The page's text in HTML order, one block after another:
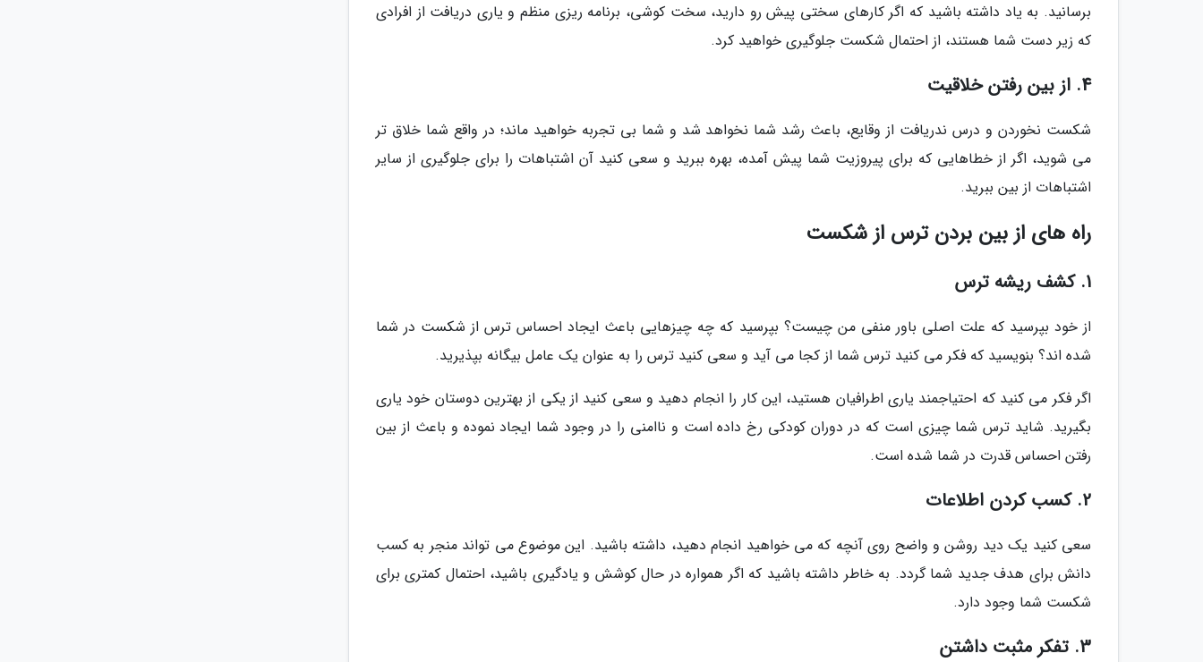
برسانید. به یاد داشته باشید که اگر کارهای سختی پیش رو دارید، سخت کوشی، برنامه ریزی منظم و یاری دریافت از افرادی
که زیر دست شما هستند، از احتمال شکست جلوگیری خواهید کرد.
4. از بین رفتن خلاقیت
شکست نخوردن و درس ندریافت از وقایع، باعث رشد شما نخواهد شد و شما بی تجربه خواهید ماند؛ در واقع شما خلاق تر
می شوید، اگر از خطاهایی که برای پیروزیت شما پیش آمده، بهره ببرید و سعی کنید آن اشتباهات را برای جلوگیری از سایر
اشتباهات از بین ببرید.
راه های از بین بردن ترس از شکست
1. کشف ریشه ترس
از خود بپرسید که علت اصلی باور منفی من چیست؟ بپرسید که چه چیزهایی باعث ایجاد احساس ترس از شکست در شما
شده اند؟ بنویسید که فکر می کنید ترس شما از کجا می آید و سعی کنید ترس را به عنوان یک عامل بیگانه بپذیرید.
اگر فکر می کنید که احتیاجمند یاری اطرافیان هستید، این کار را انجام دهید و سعی کنید از یکی از بهترین دوستان خود یاری
بگیرید. شاید ترس شما چیزی است که در دوران کودکی رخ داده است و ناامنی را در وجود شما ایجاد نموده و باعث از بین
رفتن احساس قدرت در شما شده است.
2. کسب کردن اطلاعات
سعی کنید یک دید روشن و واضح روی آنچه که می خواهید انجام دهید، داشته باشید. این موضوع می تواند منجر به کسب
دانش برای هدف جدید شما گردد. به خاطر داشته باشید که اگر همواره در حال کوشش و یادگیری باشید، احتمال کمتری برای
شکست شما وجود دارد.
3. تفکر مثبت داشتن